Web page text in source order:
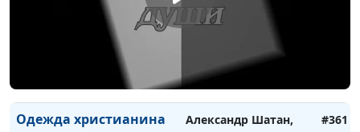
Александр Шатан,
Бахтин,
священнослужитель
Одежда христианина
Александр Шатан,
#361